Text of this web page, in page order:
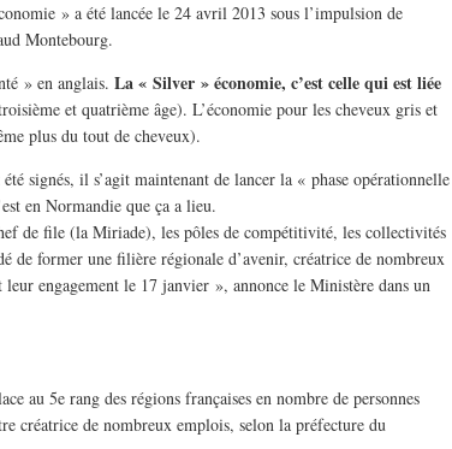
» a été lancée le 24 avril 2013 sous l’impulsion de
Montebourg.
» en anglais. La « Silver » économie, c’est celle qui est liée
et quatrième âge). L’économie pour les cheveux gris et
plus du tout de cheveux).
signés, il s’agit maintenant de lancer la « phase opérationnelle
en Normandie que ça a lieu.
de file (la Miriade), les pôles de compétitivité, les collectivités
de former une filière régionale d’avenir, créatrice de nombreux
engagement le 17 janvier », annonce le Ministère dans un
au 5e rang des régions françaises en nombre de personnes
créatrice de nombreux emplois, selon la préfecture du